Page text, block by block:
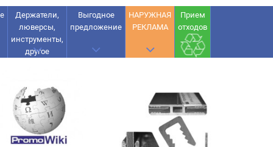
Держатели,
люверсы,
инструменты,
другое
Выгодное
предложение
НАРУЖНАЯ
РЕКЛАМА
Прием
отходов